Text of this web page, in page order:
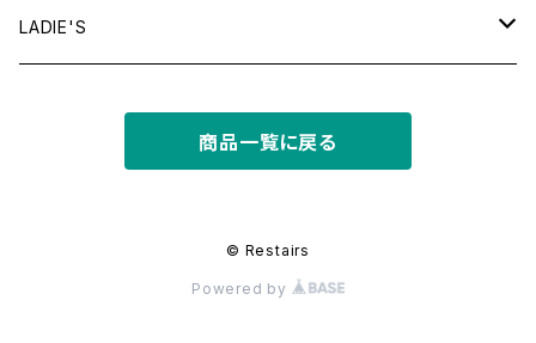
tops
LADIE'S
商品一覧に戻る
© Restairs
Powered by